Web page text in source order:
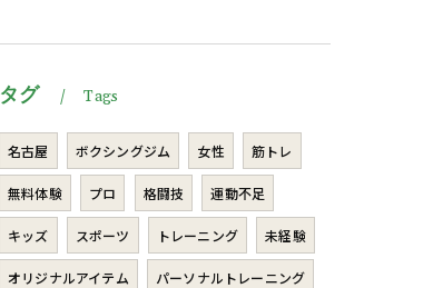
タグ Tags
名古屋 ボクシングジム 女性 筋トレ
無料体験 プロ 格闘技 運動不足
キッズ スポーツ トレーニング 未経験
オリジナルアイテム パーソナルトレーニング